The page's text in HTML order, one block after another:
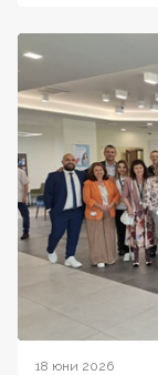
18 юни 2026